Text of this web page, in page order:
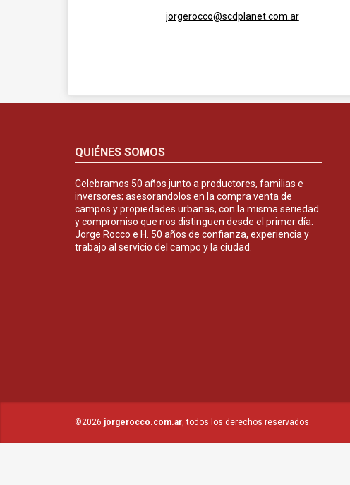
jorgerocco@scdplanet.com.ar
QUIÉNES SOMOS
Celebramos 50 años junto a productores, familias e
inversores; asesorandolos en la compra venta de
campos y propiedades urbanas, con la misma seriedad
y compromiso que nos distinguen desde el primer día.
Jorge Rocco e H. 50 años de confianza, experiencia y
trabajo al servicio del campo y la ciudad.
©2026 jorgerocco.com.ar, todos los derechos reservados.